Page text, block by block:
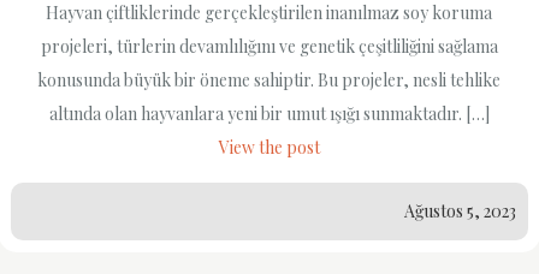
Hayvan çiftliklerinde gerçekleştirilen inanılmaz soy koruma
projeleri, türlerin devamlılığını ve genetik çeşitliliğini sağlama
konusunda büyük bir öneme sahiptir. Bu projeler, nesli tehlike
altında olan hayvanlara yeni bir umut ışığı sunmaktadır. […]
View the post
Ağustos 5, 2023